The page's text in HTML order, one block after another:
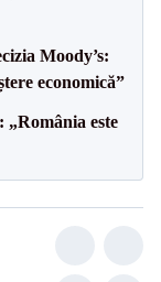
Moody’s:
economică”
este